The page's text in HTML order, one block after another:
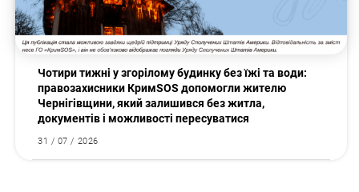
Чотири тижні у згорілому будинку без їжі та води:
правозахисники КримSOS допомогли жителю
Чернігівщини, який залишився без житла,
документів і можливості пересуватися
31 / 07 / 2026